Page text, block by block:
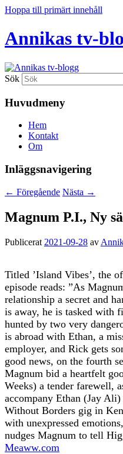
Hoppa till primärt innehåll
Annikas tv-
Sök
Huvudmeny
Hem
Kontakt
Om
Inläggsnavigering
← Föregående Nästa →
Magnum P.I., Ny
Publicerat 2021-09-28 av
Titled ’Island Vibes’, the
episode reads: ”As
relationship a secret and
is away, he is tasked with
hunted by two very
is abroad with Ethan, a
employer, and Rick gets
good news, on the fourth
Magnum bid a heartfelt
Weeks) a tender farewell,
accompany Ethan (Jay
Without Borders gig in
with unexpressed
nudges Magnum to tell
Meaww.com